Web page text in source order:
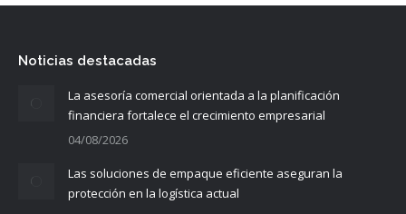
Noticias destacadas
La asesoría comercial orientada a la planificación
financiera fortalece el crecimiento empresarial
04/08/2026
Las soluciones de empaque eficiente aseguran la
protección en la logística actual